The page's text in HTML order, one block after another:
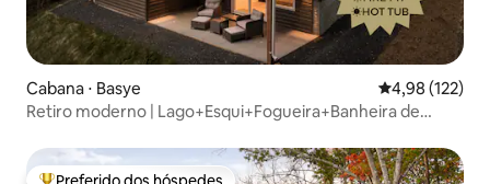
Cabana ⋅ Basye 4,98 de uma
4,98 (122)
Retiro moderno | Lago+Esqui+Fogueira+Banheira de